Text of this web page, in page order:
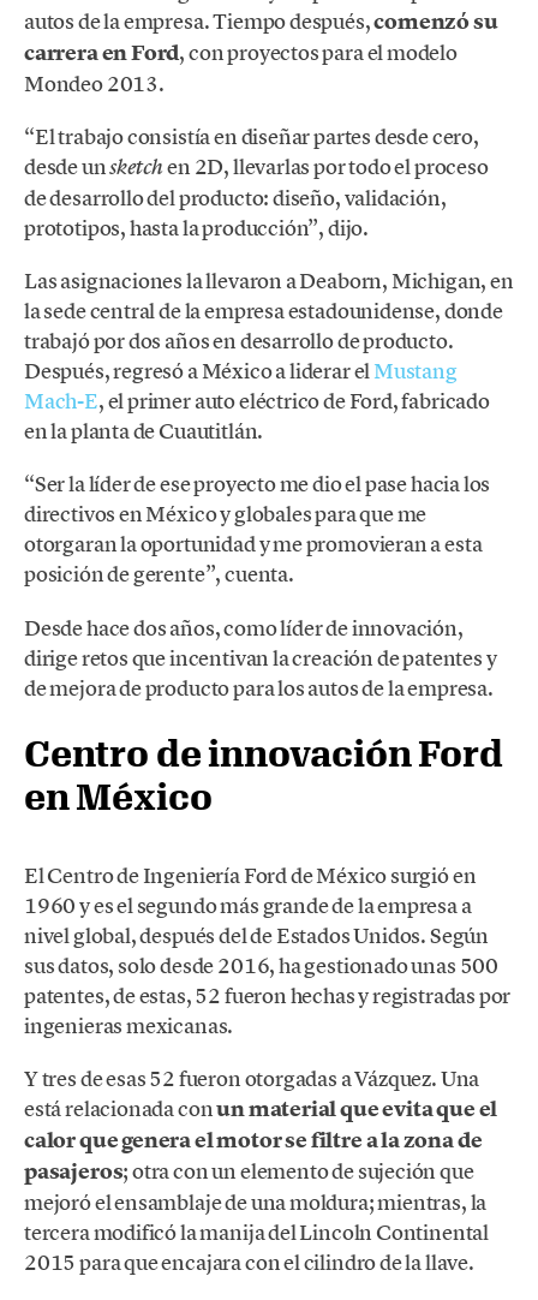
autos de la empresa. Tiempo después,comenzó su
carrera en Ford, con proyectos para el modelo
Mondeo 2013.
“El trabajo consistía en diseñar partes desde cero,
desde unsketchen 2D, llevarlas por todo el proceso
de desarrollo del producto: diseño, validación,
prototipos, hasta la producción”, dijo.
Las asignaciones la llevaron a Deaborn, Michigan, en
la sede central de la empresa estadounidense, donde
trabajó por dos años en desarrollo de producto.
Después, regresó a México a liderar elMustang
Mach-E, el primer auto eléctrico de Ford, fabricado
en la planta de Cuautitlán.
“Ser la líder de ese proyecto me dio el pase hacia los
directivos en México y globales para que me
otorgaran la oportunidad y me promovieran a esta
posición de gerente”, cuenta.
Desde hace dos años, como líder de innovación,
dirige retos que incentivan la creación de patentes y
de mejora de producto para los autos de la empresa.
Centro de innovación Ford
en México
El Centro de Ingeniería Ford de México surgió en
1960 y es el segundo más grande de la empresa a
nivel global, después del de Estados Unidos. Según
sus datos, solo desde 2016, ha gestionado unas 500
patentes, de estas, 52 fueron hechas y registradas por
ingenieras mexicanas.
Y tres de esas 52 fueron otorgadas a Vázquez. Una
está relacionada conun material que evita que el
calor que genera el motor se filtre a la zona de
pasajeros; otra con un elemento de sujeción que
mejoró el ensamblaje de una moldura; mientras, la
tercera modificó la manija del Lincoln Continental
2015 para que encajara con el cilindro de la llave.